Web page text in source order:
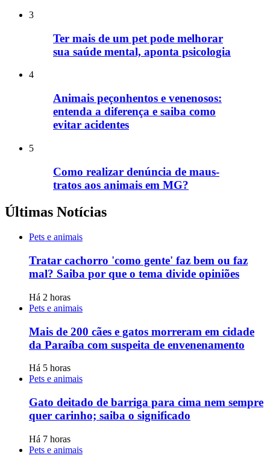
3
Ter mais de um pet pode melhorar
sua saúde mental, aponta psicologia
4
Animais peçonhentos e venenosos:
entenda a diferença e saiba como
evitar acidentes
5
Como realizar denúncia de maus-
tratos aos animais em MG?
Últimas Notícias
Pets e animais
Tratar cachorro 'como gente' faz bem ou faz
mal? Saiba por que o tema divide opiniões
Há 2 horas
Pets e animais
Mais de 200 cães e gatos morreram em cidade
da Paraíba com suspeita de envenenamento
Há 5 horas
Pets e animais
Gato deitado de barriga para cima nem sempre
quer carinho; saiba o significado
Há 7 horas
Pets e animais